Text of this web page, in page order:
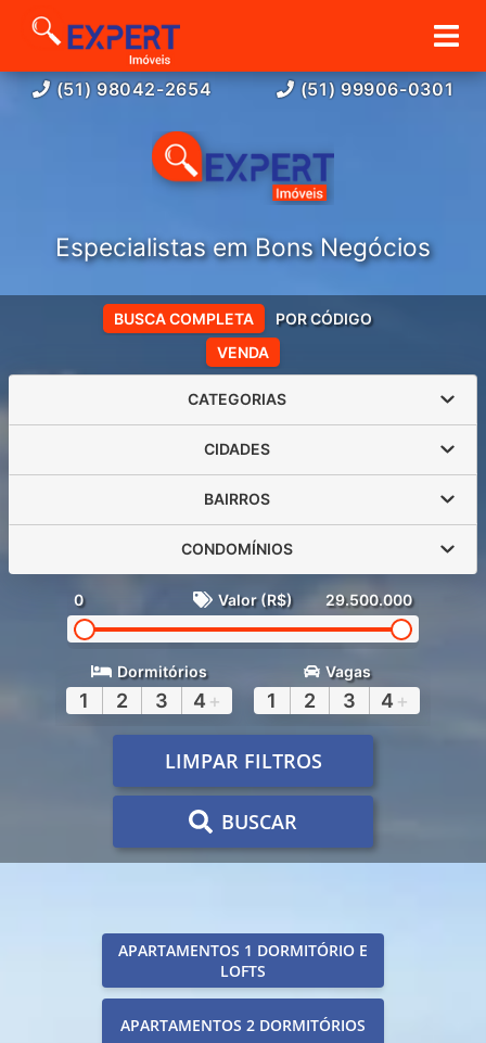
(51) 98042-2654 (51) 99906-0301
Especialistas em Bons Negócios
VENDA
BUSCA COMPLETA POR CÓDIGO
CATEGORIAS
CIDADES
BAIRROS
CONDOMÍNIOS
0 Valor (R$) 29.500.000
Dormitórios
1 2 3 4 +
Vagas
1 2 3 4 +
LIMPAR FILTROS
BUSCAR
APARTAMENTOS 1 DORMITÓRIO E
LOFTS
APARTAMENTOS 2 DORMITÓRIOS